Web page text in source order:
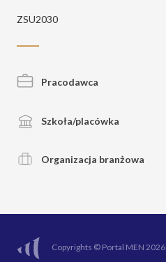
ZSU2030
Pracodawca
Szkoła/placówka
Organizacja branżowa
Copyrights © Portal MEN 2026